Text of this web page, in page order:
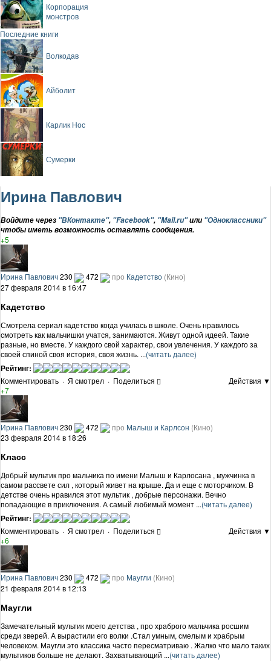
Корпорация
монстров
Последние книги
Волкодав
Айболит
Карлик Нос
Сумерки
Ирина Павлович
Войдите через "ВКонтакте", "Facebook", "Mail.ru"или "Одноклассники"
чтобы иметь возможность оставлять сообщения.
+5
Ирина Павлович230 472 про Кадетство (Кино)
27 февраля 2014 в 16:47
Кадетство
Смотрела сериал кадетство когда училась в школе. Очень нравилось
смотреть как мальчишки учатся, занимаются. Живут одной идеей. Такие
разные, но вместе. У каждого свой характер, свои увлечения. У каждого за
своей спиной своя история, своя жизнь. ...(читать далее)
Рейтинг:
Комментировать · Я смотрел · Поделиться
Действия ▼
+7
Ирина Павлович230 472 про Малыш и Карлсон (Кино)
23 февраля 2014 в 18:26
Класс
Добрый мультик про мальчика по имени Малыш и Карлосана , мужчинка в
самом рассвете сил , который живет на крыше. Да и еще с моторчиком. В
детстве очень нравился этот мультик , добрые персонажи. Вечно
попадающие в приключения. А самый любимый момент ...(читать далее)
Рейтинг:
Комментировать · Я смотрел · Поделиться
Действия ▼
+6
Ирина Павлович230 472 про Маугли (Кино)
21 февраля 2014 в 12:13
Маугли
Замечательный мультик моего детства , про храброго мальчика росшим
среди зверей. А вырастили его волки .Стал умным, смелым и храбрым
человеком. Маугли это классика часто пересматриваю . Жалко что мало таких
мультиков больше не делают. Захватывающий ...(читать далее)